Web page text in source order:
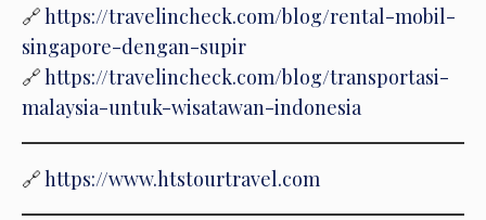
🔗https://travelincheck.com/blog/rental-mobil-
singapore-dengan-supir
🔗https://travelincheck.com/blog/transportasi-
malaysia-untuk-wisatawan-indonesia
🔗https://www.htstourtravel.com